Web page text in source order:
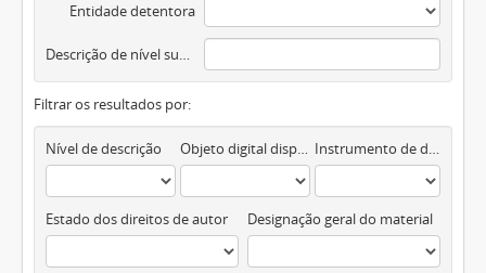
Entidade detentora
Descrição de nível superior
Filtrar os resultados por:
Nível de descrição Objeto digital disponível Instrumento de descrição documental
Estado dos direitos de autor Designação geral do material